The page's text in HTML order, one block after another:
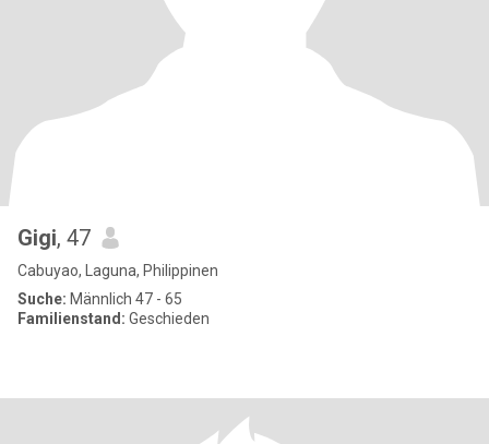
Gigi, 47
Cabuyao, Laguna, Philippinen
Suche: Männlich 47 - 65
Familienstand: Geschieden